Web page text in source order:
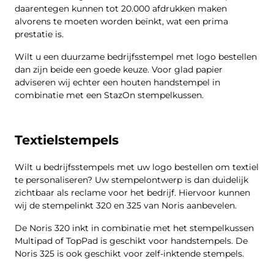
daarentegen kunnen tot 20.000 afdrukken maken
alvorens te moeten worden beïnkt, wat een prima
prestatie is.
Wilt u een duurzame bedrijfsstempel met logo bestellen
dan zijn beide een goede keuze. Voor glad papier
adviseren wij echter een houten handstempel in
combinatie met een StazOn stempelkussen.
Textielstempels
Wilt u bedrijfsstempels met uw logo bestellen om textiel
te personaliseren? Uw stempelontwerp is dan duidelijk
zichtbaar als reclame voor het bedrijf. Hiervoor kunnen
wij de stempelinkt 320 en 325 van Noris aanbevelen.
De Noris 320 inkt in combinatie met het stempelkussen
Multipad of TopPad is geschikt voor handstempels. De
Noris 325 is ook geschikt voor zelf-inktende stempels.